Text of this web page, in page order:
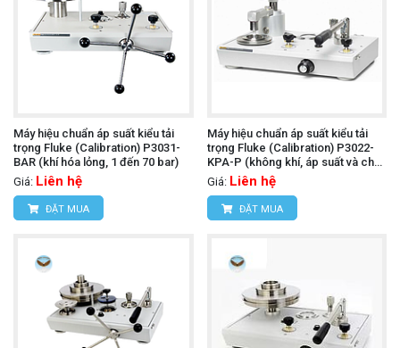
Máy hiệu chuẩn áp suất kiểu tải
trọng Fluke (Calibration) P3031-
BAR (khí hóa lỏng, 1 đến 70 bar)
Giá: Liên hệ
ĐẶT MUA
Máy hiệu chuẩn áp suất kiểu tải
trọng Fluke (Calibration) P3022-
KPA-P (không khí, áp suất và chân
không đến 100 kPa, PCU đôi)
Giá: Liên hệ
ĐẶT MUA